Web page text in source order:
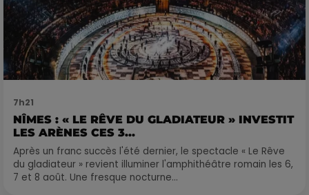
7h21
NÎMES : « LE RÊVE DU GLADIATEUR » INVESTIT
LES ARÈNES CES 3...
Après un franc succès l'été dernier, le spectacle « Le Rêve
du gladiateur » revient illuminer l'amphithéâtre romain les 6,
7 et 8 août. Une fresque nocturne...